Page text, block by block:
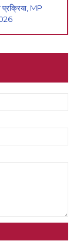
प्रक्रिया, MP